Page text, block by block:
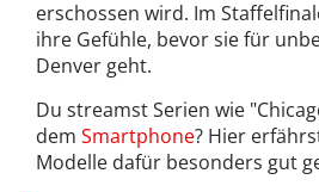
erschossen wird. Im
ihre Gefühle, bevor sie für
Denver geht.
Du streamst Serien wie
dem Smartphone? Hier
Modelle dafür besonders gut